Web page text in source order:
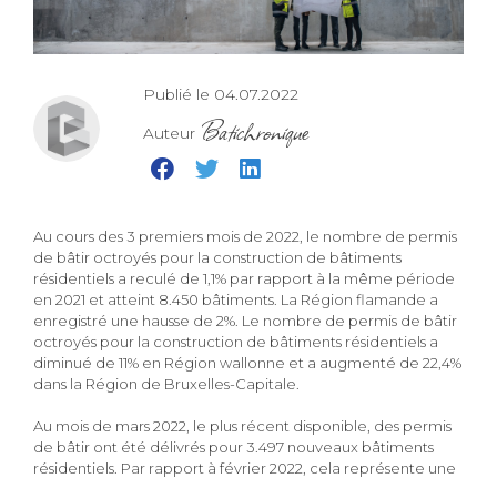
Publié le 04.07.2022
Auteur Batichronique
Au cours des 3 premiers mois de 2022, le nombre de permis
de bâtir octroyés pour la construction de bâtiments
résidentiels a reculé de 1,1% par rapport à la même période
en 2021 et atteint 8.450 bâtiments. La Région flamande a
enregistré une hausse de 2%. Le nombre de permis de bâtir
octroyés pour la construction de bâtiments résidentiels a
diminué de 11% en Région wallonne et a augmenté de 22,4%
dans la Région de Bruxelles-Capitale.
Au mois de mars 2022, le plus récent disponible, des permis
de bâtir ont été délivrés pour 3.497 nouveaux bâtiments
résidentiels. Par rapport à février 2022, cela représente une